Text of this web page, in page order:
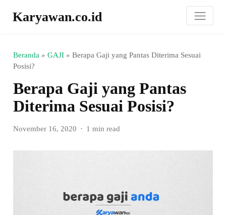
Karyawan.co.id
Beranda »GAJI »Berapa Gaji yang Pantas Diterima Sesuai
Posisi?
Berapa Gaji yang Pantas
Diterima Sesuai Posisi?
November 16, 2020 1 min read